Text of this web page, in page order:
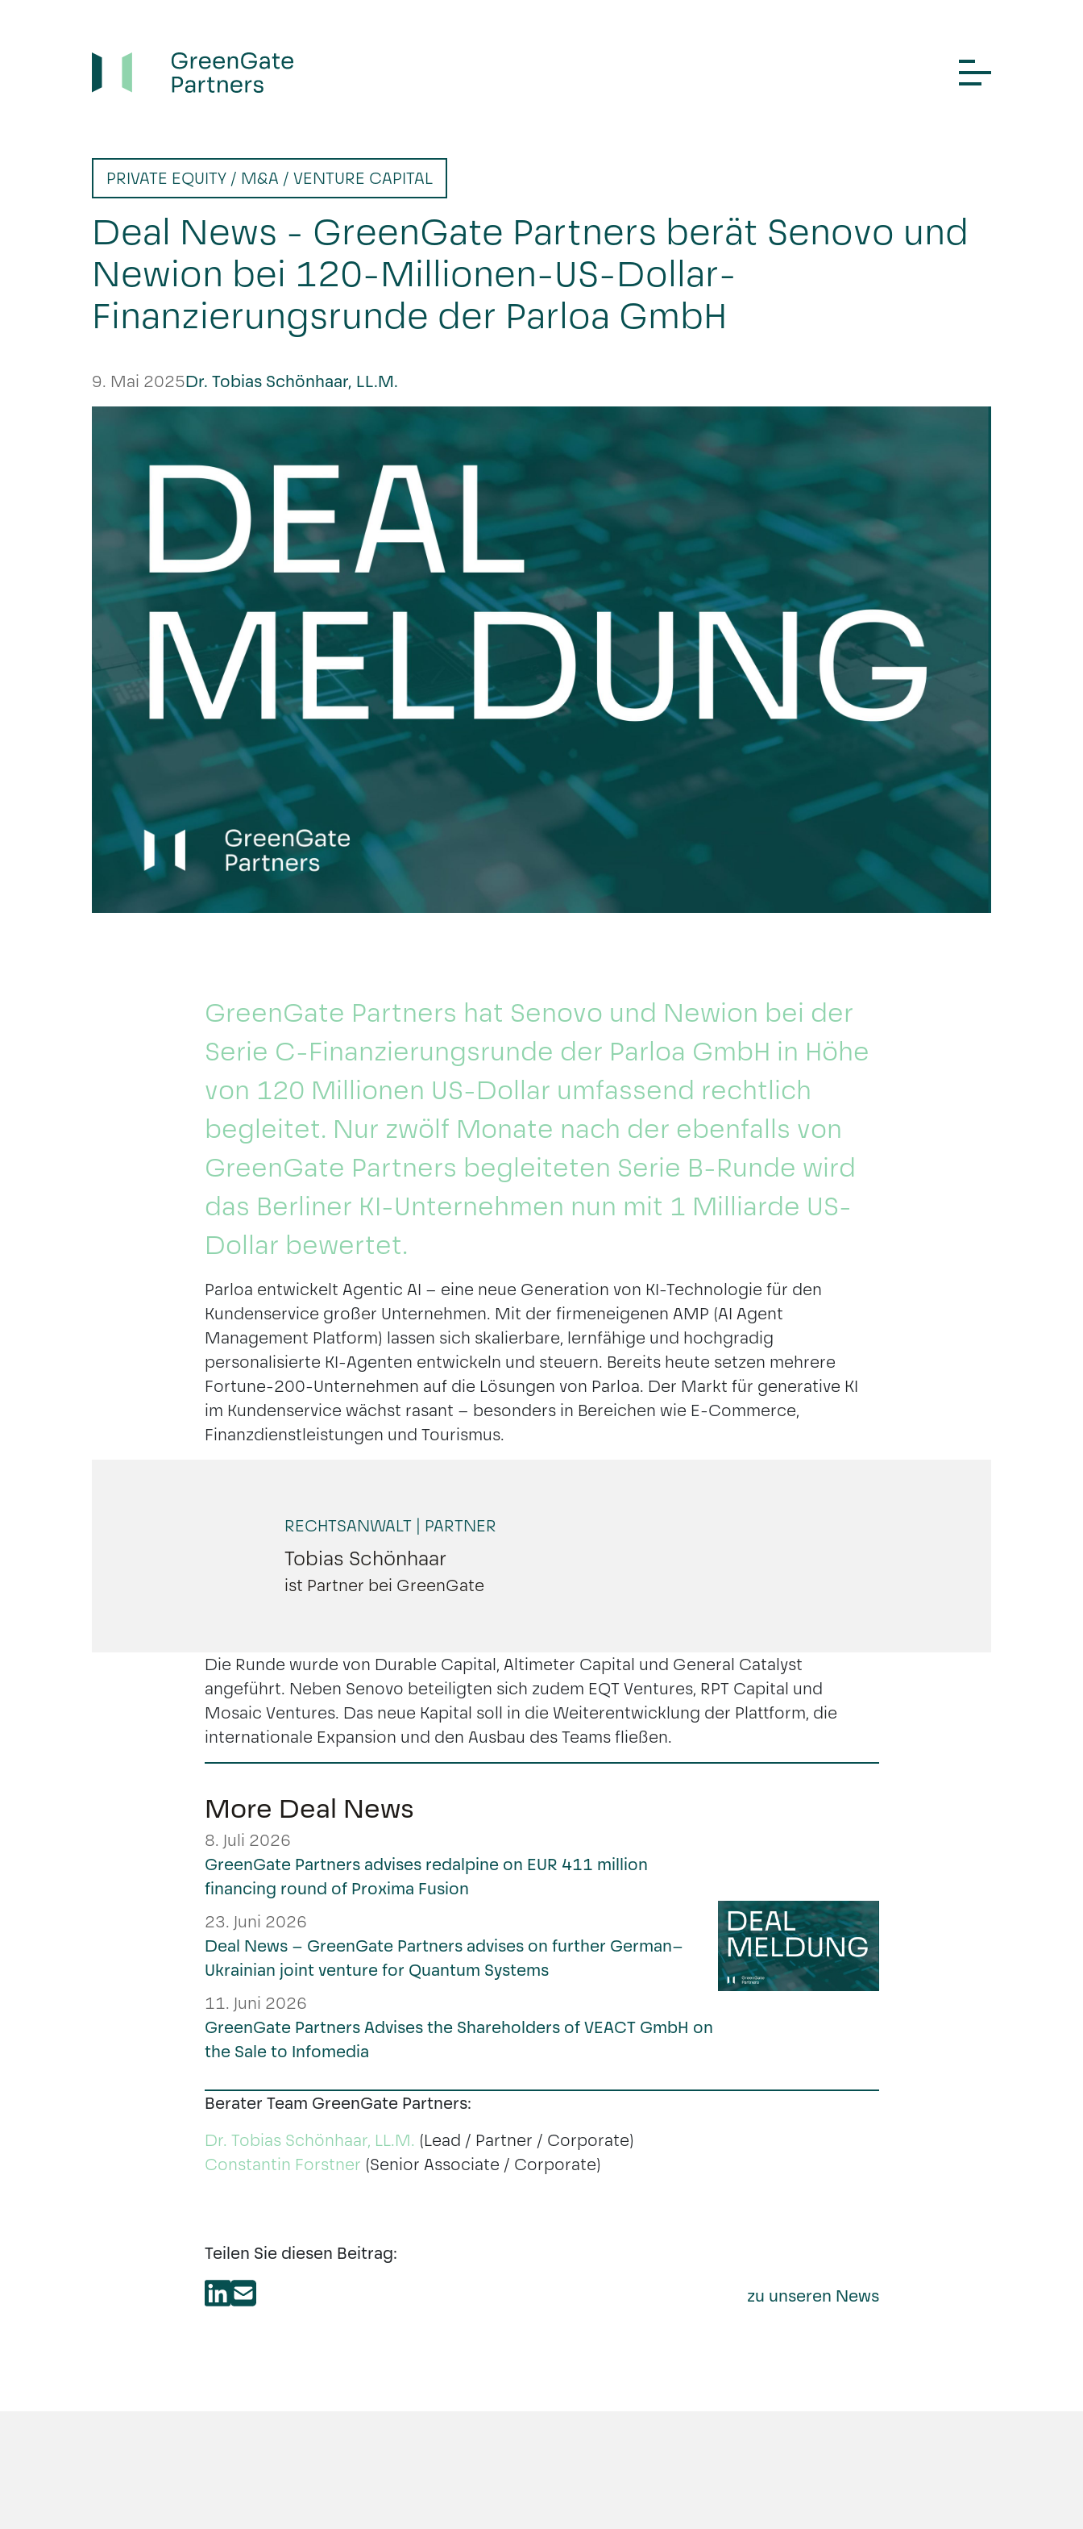
BERLIN HAMBURG MÜNCHEN
PRIVATE EQUITY / M&A / VENTURE CAPITAL
Deal News - GreenGate Partners berät Senovo und
Newion bei 120-Millionen-US-Dollar-
Finanzierungsrunde der Parloa GmbH
9. Mai 2025Dr. Tobias Schönhaar, LL.M.
GreenGate Partners hat Senovo und Newion bei der
Serie C-Finanzierungsrunde der Parloa GmbH in Höhe
von 120 Millionen US-Dollar umfassend rechtlich
begleitet. Nur zwölf Monate nach der ebenfalls von
GreenGate Partners begleiteten Serie B-Runde wird
das Berliner KI-Unternehmen nun mit 1 Milliarde US-
Dollar bewertet.
Parloa entwickelt Agentic AI – eine neue Generation von KI-Technologie für den
Kundenservice großer Unternehmen. Mit der firmeneigenen AMP (AI Agent
Management Platform) lassen sich skalierbare, lernfähige und hochgradig
personalisierte KI-Agenten entwickeln und steuern. Bereits heute setzen mehrere
Fortune-200-Unternehmen auf die Lösungen von Parloa. Der Markt für generative KI
im Kundenservice wächst rasant – besonders in Bereichen wie E-Commerce,
Finanzdienstleistungen und Tourismus.
RECHTSANWALT | PARTNER
Tobias Schönhaar
ist Partner bei GreenGate
Die Runde wurde von Durable Capital, Altimeter Capital und General Catalyst
angeführt. Neben Senovo beteiligten sich zudem EQT Ventures, RPT Capital und
Mosaic Ventures. Das neue Kapital soll in die Weiterentwicklung der Plattform, die
internationale Expansion und den Ausbau des Teams fließen.
More Deal News
8. Juli 2026
GreenGate Partners advises redalpine on EUR 411 million
financing round of Proxima Fusion
23. Juni 2026
Deal News – GreenGate Partners advises on further German–
Ukrainian joint venture for Quantum Systems
11. Juni 2026
GreenGate Partners Advises the Shareholders of VEACT GmbH on
the Sale to Infomedia
Berater Team GreenGate Partners:
Dr. Tobias Schönhaar, LL.M. (Lead / Partner / Corporate)
Constantin Forstner (Senior Associate / Corporate)
Teilen Sie diesen Beitrag:
zu unseren News